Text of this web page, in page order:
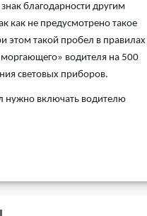
благодарности другим
как не предусмотрено такое
этом такой пробел в правилах
водителя на 500
световых приборов.
нужно включать водителю